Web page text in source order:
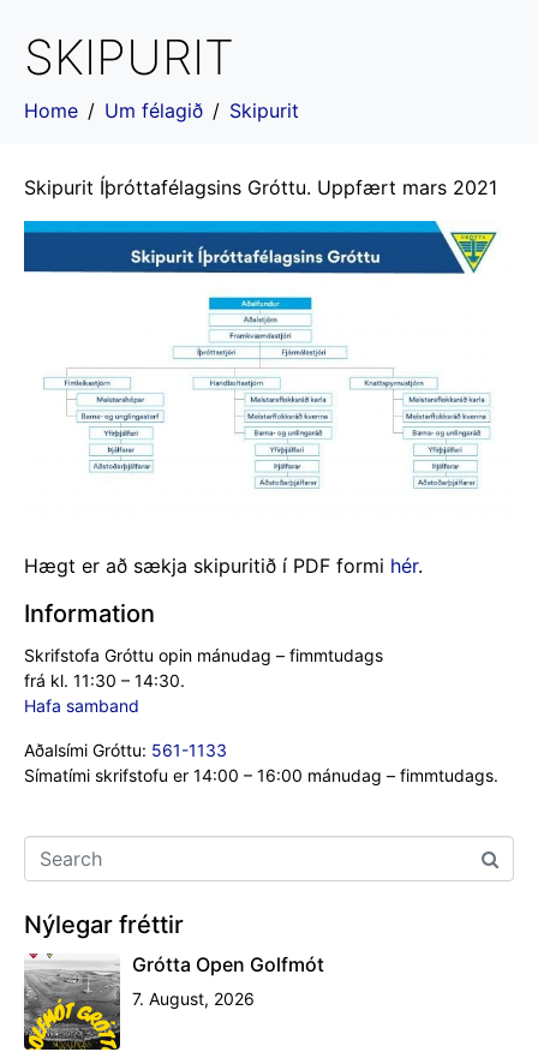
SKIPURIT
Home Um félagið Skipurit
Skipurit Íþróttafélagsins Gróttu. Uppfært mars 2021
Hægt er að sækja skipuritið í PDF formi hér.
Information
Skrifstofa Gróttu opin mánudag – fimmtudags
frá kl. 11:30 – 14:30.
Hafa samband
Aðalsími Gróttu: 561-1133
Símatími skrifstofu er 14:00 – 16:00 mánudag – fimmtudags.
Nýlegar fréttir
Grótta Open Golfmót
7. August, 2026